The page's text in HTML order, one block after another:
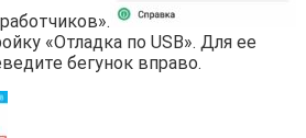
«Отладка по USB». Для ее
бегунок вправо.